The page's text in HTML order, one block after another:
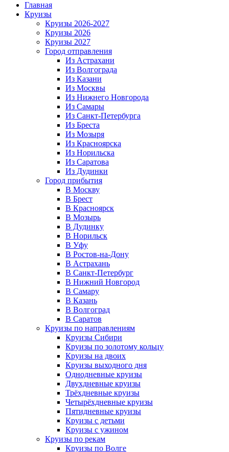
Главная
Круизы
Круизы 2026-2027
Круизы 2026
Круизы 2027
Город отправления
Из Астрахани
Из Волгограда
Из Казани
Из Москвы
Из Нижнего Новгорода
Из Самары
Из Санкт-Петербурга
Из Бреста
Из Мозыря
Из Красноярска
Из Норильска
Из Саратова
Из Дудинки
Город прибытия
В Москву
В Брест
В Красноярск
В Мозырь
В Дудинку
В Норильск
В Уфу
В Ростов-на-Дону
В Астрахань
В Санкт-Петербург
В Нижний Новгород
В Самару
В Казань
В Волгоград
В Саратов
Круизы по направлениям
Круизы Сибири
Круизы по золотому кольцу
Круизы на двоих
Круизы выходного дня
Однодневные круизы
Двухдневные круизы
Трёхдневные круизы
Четырёхдневные круизы
Пятидневные круизы
Круизы с детьми
Круизы с ужином
Круизы по рекам
Круизы по Волге